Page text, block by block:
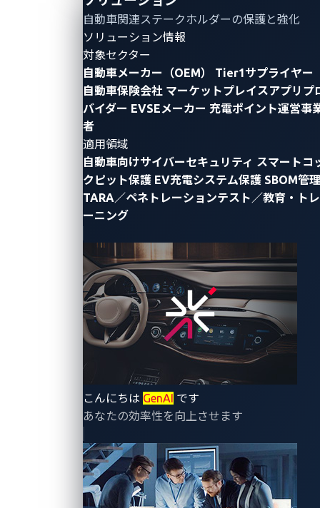
自動車関連ステークホルダーの保護と強化
ソリューション情報
対象セクター
自動車メーカー（OEM）
Tier1サプライヤー
自動車保険会社 マーケットプレイスアプリプ
バイダー EVSEメーカー 充電ポイント運営事
者
適用領域
自動車向けサイバーセキュリティ スマートコ
クピット保護 EV充電システム保護 SBOM管理
TARA／ペネトレーションテスト／教育・トレ
ーニング
こんにちは GenAI です
あなたの効率性を向上させます
トレンドマイクロのZero Day Initiative (ZDI)の研究者
らは、MAZDAの車載インフォテインメントシステム
（IVI）、具体的にはJohnson Controls Inc.が当初開発
した最新ソフトウェアバージョン74.00.324Aを搭載し
たVisteon製のマツダコネクト接続マスターユニット
（CMU）に、複数のゼロデイ脆弱性を発見しました。
特定された脆弱性の概要は次のとおりです。
CVE-2024-8355：不適切な入力検証によって発生
SQLインジェクションの脆弱性。攻撃者が任
SQLクエリを実行できる可能性があります。
CVE-2024-8359
CVE-2024-8360
：ユーザーが指定したパスとファイル名の不
十分なサニタイズ処理によって発生するコマンド
インジェクションの脆弱性により、不正なオペレ
ーティング システム（
OS）コマンドの実行が可
能になります。
CVE-2024-8357 ：ブートトラストチェーンの欠落